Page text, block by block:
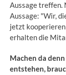
Aussage treffen.
Aussage: "Wir,
jetzt kooperieren
erhalten die
Machen da
entstehen,